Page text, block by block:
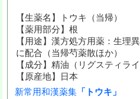
【生薬名】トウキ（当帰）
【薬用部分】根
【用途】漢方処方用薬：生理
に配合（当帰芍薬散ほか）
【成分】精油（リグスティライ
【原産地】日本
新常用和漢薬集 「トウキ」